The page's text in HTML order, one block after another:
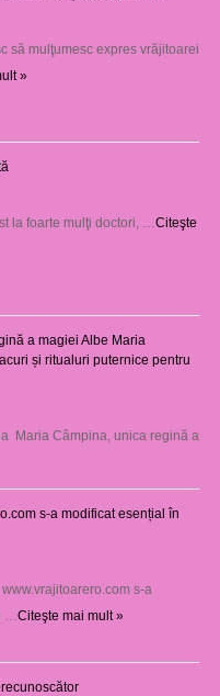
să mulţumesc expres vrăjitoarei
»
la foarte mulţi doctori, … Citeşte
a magiei Albe Maria
și ritualuri puternice pentru
Maria Câmpina, unica regină a
s-a modificat esențial în
s-a
… Citeşte mai mult »